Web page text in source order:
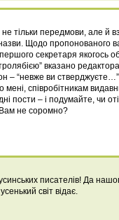
тільки передмови, але й
Щодо пропонованого
секретаря якогось
вказано
– “невже ви
співробітникам
пости – і подумайте, чи
Вам не соромно?
писателів! Да
світ відає.